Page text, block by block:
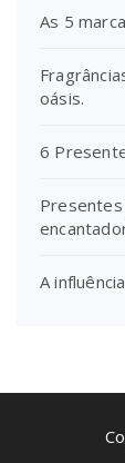
As 5
oásis.
6
A